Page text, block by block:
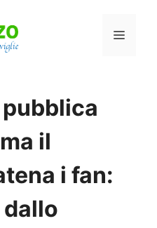
Menu
il
i fan:
dallo